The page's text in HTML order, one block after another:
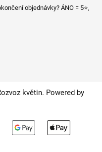
objednávky? ÁNO = 5⭐,
možnostíkvětin. Powered by